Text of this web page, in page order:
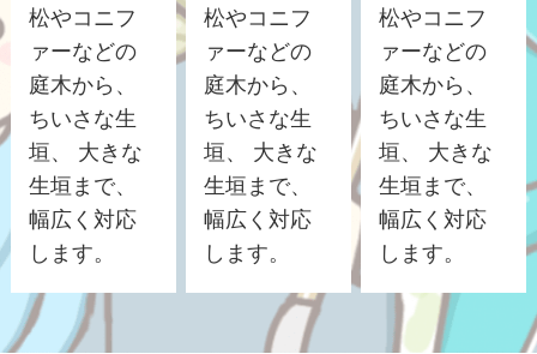
松やコニフ
ァーなどの
庭木から、
ちいさな生
垣、 大きな
生垣まで、
幅広く対応
します。
松やコニフ
ァーなどの
庭木から、
ちいさな生
垣、 大きな
生垣まで、
幅広く対応
します。
松やコニフ
ァーなどの
庭木から、
ちいさな生
垣、 大きな
生垣まで、
幅広く対応
します。